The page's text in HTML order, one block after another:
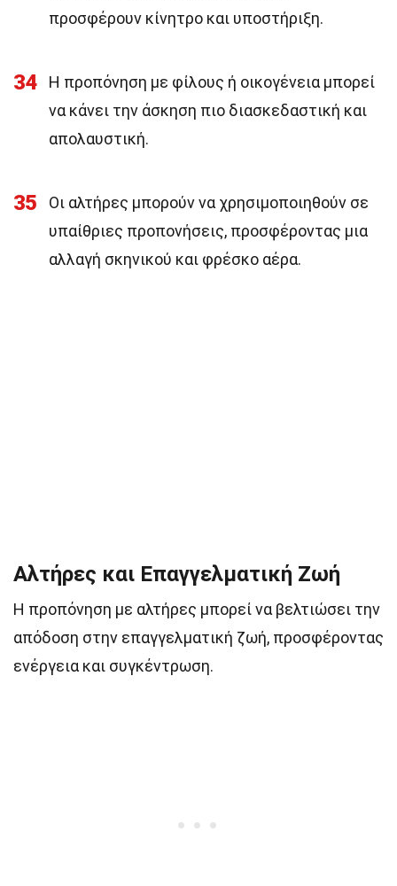
προσφέρουν κίνητρο και υποστήριξη.
34
Η προπόνηση με φίλους ή οικογένεια μπορεί
να κάνει την άσκηση πιο διασκεδαστική και
απολαυστική.
35
Οι αλτήρες μπορούν να χρησιμοποιηθούν σε
υπαίθριες προπονήσεις, προσφέροντας μια
αλλαγή σκηνικού και φρέσκο αέρα.
Αλτήρες και Επαγγελματική Ζωή
Η προπόνηση με αλτήρες μπορεί να βελτιώσει την
απόδοση στην επαγγελματική ζωή, προσφέροντας
ενέργεια και συγκέντρωση.